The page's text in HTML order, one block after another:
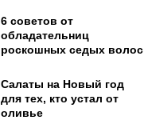
6 советов от
обладательниц
роскошных седых волос
Салаты на Новый год
для тех, кто устал от
оливье